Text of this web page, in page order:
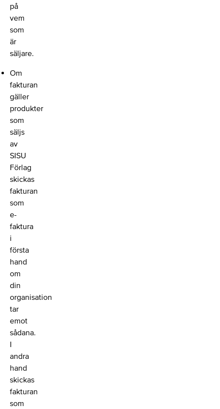
på
vem
som
är
säljare.
Om
fakturan
gäller
produkter
som
säljs
av
SISU
Förlag
skickas
fakturan
som
e-
faktura
i
första
hand
om
din
organisation
tar
emot
sådana.
I
andra
hand
skickas
fakturan
som